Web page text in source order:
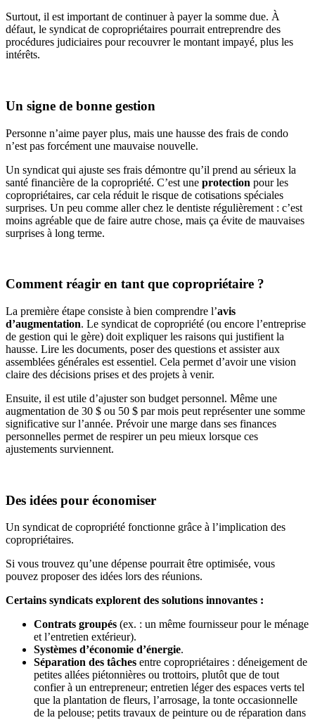
Surtout, il est important de continuer à payer la somme due. À
défaut, le syndicat de copropriétaires pourrait entreprendre des
procédures judiciaires pour recouvrer le montant impayé, plus les
intérêts.
Un signe de bonne gestion
Personne n’aime payer plus, mais une hausse des frais de condo
n’est pas forcément une mauvaise nouvelle.
Un syndicat qui ajuste ses frais démontre qu’il prend au sérieux la
santé financière de la copropriété. C’est une protection pour les
copropriétaires, car cela réduit le risque de cotisations spéciales
surprises. Un peu comme aller chez le dentiste régulièrement : c’est
moins agréable que de faire autre chose, mais ça évite de mauvaises
surprises à long terme.
Comment réagir en tant que copropriétaire ?
La première étape consiste à bien comprendre l’avis
d’augmentation. Le syndicat de copropriété (ou encore l’entreprise
de gestion qui le gère) doit expliquer les raisons qui justifient la
hausse. Lire les documents, poser des questions et assister aux
assemblées générales est essentiel. Cela permet d’avoir une vision
claire des décisions prises et des projets à venir.
Ensuite, il est utile d’ajuster son budget personnel. Même une
augmentation de 30 $ ou 50 $ par mois peut représenter une somme
significative sur l’année. Prévoir une marge dans ses finances
personnelles permet de respirer un peu mieux lorsque ces
ajustements surviennent.
Des idées pour économiser
Un syndicat de copropriété fonctionne grâce à l’implication des
copropriétaires.
Si vous trouvez qu’une dépense pourrait être optimisée, vous
pouvez proposer des idées lors des réunions.
Certains syndicats explorent des solutions innovantes :
Contrats groupés (ex. : un même fournisseur pour le ménage
et l’entretien extérieur).
Systèmes d’économie d’énergie.
Séparation des tâches entre copropriétaires : déneigement de
petites allées piétonnières ou trottoirs, plutôt que de tout
confier à un entrepreneur; entretien léger des espaces verts tel
que la plantation de fleurs, l’arrosage, la tonte occasionnelle
de la pelouse; petits travaux de peinture ou de réparation dans